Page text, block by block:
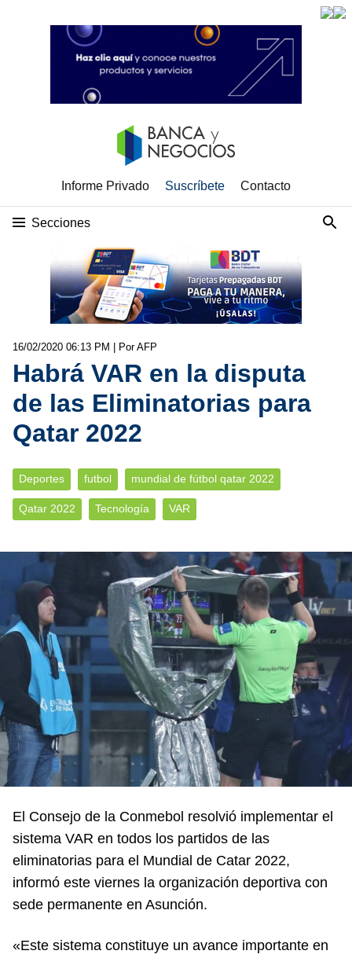
Informe Privado Suscríbete Contacto
Secciones
16/02/2020 06:13 PM | Por AFP
Habrá VAR en la disputa
de las Eliminatorias para
Qatar 2022
Deportes futbol mundial de fútbol qatar 2022
Qatar 2022 Tecnología VAR
El Consejo de la Conmebol resolvió implementar el
sistema VAR en todos los partidos de las
eliminatorias para el Mundial de Catar 2022,
informó este viernes la organización deportiva con
sede permanente en Asunción.
«Este sistema constituye un avance importante en